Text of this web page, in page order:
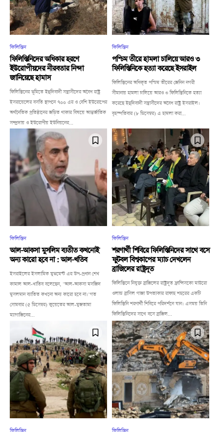
ফিলিস্তিন
ফিলিস্তিনিদের অধিকার হরণে
ইউরোপীয়দের নীরবতার নিন্দা
জানিয়েছে হামাস
ফিলিস্তিনের ভূমিতে ইহুদিবাদী সন্ত্রাসীদের অবৈধ রাষ্ট্র
ইসরায়েলের বসতি স্থাপনে ৭০০ এর ও বেশি ইউরোপের
অর্থনৈতিক প্রতিষ্ঠানের জড়িত থাকার বিষয়ে আন্তর্জাতিক
সম্প্রদায় ও ইউরোপীয় ইউনিয়নের...
ফিলিস্তিন
পশ্চিম তীরে হামলা চালিয়ে আরও ৩
ফিলিস্তিনিকে হত্যা করেছে ইসরাইল
ফিলিস্তিনের অধিকৃত পশ্চিম তীরের জেনিন নগরী
সীমানায় হামলা চালিয়ে আরও ৩ ফিলিস্তিনিকে হত্যা
করেছে ইহুদিবাদী সন্ত্রাসীদের অবৈধ রাষ্ট্র ইসরাইল।
বৃহস্পতিবার (৮ ডিসেম্বর) এ হামলা করা...
ফিলিস্তিন
আল-আকসা মুসলিম ব্যতীত কখনোই
অন্য কারো হবে না : আল-খতিব
ইসরাইলের ইসলামিক মুভমেন্ট এর উপ-প্রধান শেখ
কামাল আল-খাতিব বলেছেন, "আল-আকসা মসজিদ
মুসলমান ব্যাতিত কখনো অন্য কারো হবে না।"গত
সোমবার (৫ ডিসেম্বর) কুয়েতের আল-মুজতামা
ম্যাগাজিনের...
ফিলিস্তিন
শরণার্থী শিবিরে ফিলিস্তিনিদের সাথে বসে
ফুটবল বিশ্বকাপের ম্যাচ দেখলেন
ব্রাজিলের রাষ্ট্রদূত
ফিলিস্তিনে নিযুক্ত ব্রাজিলের রাষ্ট্রদূত ফ্রান্সিসকো মাউরো
ওলান্ড ব্রাসিল গাজা উপত্যকার রাফাহ শহরের একটি
ফিলিস্তিনি শরণার্থী শিবিরে পরিদর্শনে যান। এসময় তিনি
ফিলিস্তিনিদের সাথে বসে ব্রাজিল...